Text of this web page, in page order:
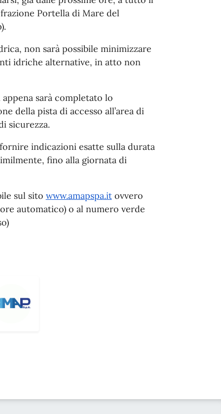
Portella di Mare del
non sarà possibile minimizzare
idriche alternative, in atto non
sarà completato lo
della pista di accesso all’area di
sicurezza.
indicazioni esatte sulla durata
fino alla giornata di
sul sito www.amapspa.itovvero
automatico) o al numero verde